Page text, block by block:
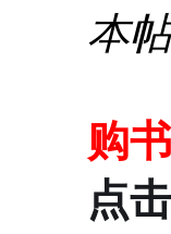
本
购
点